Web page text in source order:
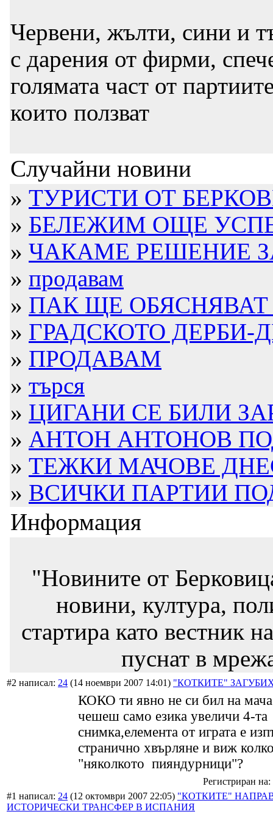
Червени, жълти, сини и
с дарения от фирми,
голямата част от
които ползват
Случайни новини
» ТУРИСТИ ОТ
» БЕЛЕЖИМ ОЩЕ
» ЧАКАМЕ РЕШЕНИЕ
» продавам
» ПАК ЩЕ ОБЯСНЯВАТ
» ГРАДСКОТО ДЕРБИ-
» ПРОДАВАМ
» търся
» ЦИГАНИ СЕ БИЛИ
» АНТОН АНТОНОВ
» ТЕЖКИ МАЧОВЕ
» ВСИЧКИ ПАРТИИ
Информация
"Новините от
новини, култура,
стартира като вестник
пуснат в
#2 написал: 24 (14 ноември 2007 14:01) "КОТКИТЕ"
КОКО ти явно не си бил на
чешеш само езика увеличи 4-та
снимка,елемента от играта е
странично хвърляне и виж
"няколкото пияндурници"?
Регистриран
#1 написал: 24 (12 октомври 2007 22:05) "КОТКИТЕ"
ИСТОРИЧЕСКИ ТРАНСФЕР В ИСПАНИЯ